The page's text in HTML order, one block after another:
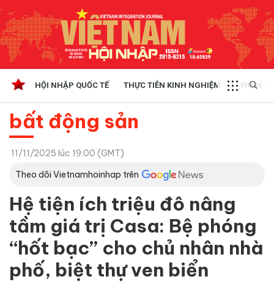
HỘI NHẬP QUỐC TẾ THỰC TIỄN KINH NGHIỆM CHÍNH
bất động sản
11/11/2025 lúc 19:00 (GMT)
Theo dõi Vietnamhoinhap trên
Hệ tiện ích triệu đô nâng
tầm giá trị Casa: Bệ phóng
“hốt bạc” cho chủ nhân nhà
phố, biệt thự ven biển